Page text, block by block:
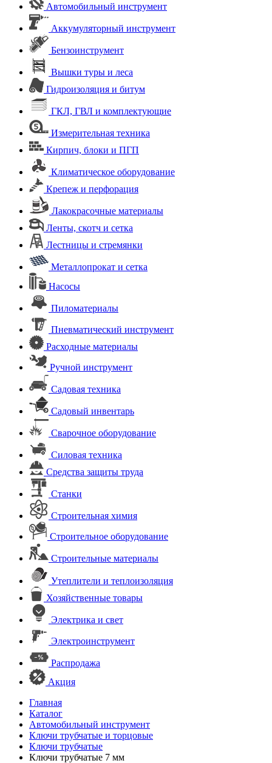
Автомобильный инструмент
Аккумуляторный инструмент
Бензоинструмент
Вышки туры и леса
Гидроизоляция и битум
ГКЛ, ГВЛ и комплектующие
Измерительная техника
Кирпич, блоки и ПГП
Климатическое оборудование
Крепеж и перфорация
Лакокрасочные материалы
Ленты, скотч и сетка
Лестницы и стремянки
Металлопрокат и сетка
Насосы
Пиломатериалы
Пневматический инструмент
Расходные материалы
Ручной инструмент
Садовая техника
Садовый инвентарь
Сварочное оборудование
Силовая техника
Средства защиты труда
Станки
Строительная химия
Строительное оборудование
Строительные материалы
Утеплители и теплоизоляция
Хозяйственные товары
Электрика и свет
Электроинструмент
Распродажа
Акция
Главная
Каталог
Автомобильный инструмент
Ключи трубчатые и торцовые
Ключи трубчатые
Ключи трубчатые 7 мм